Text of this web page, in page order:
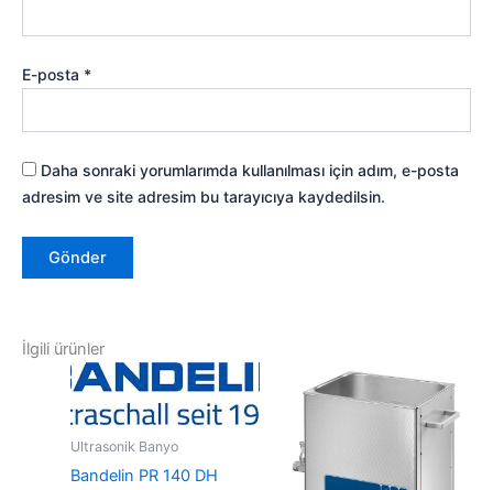
E-posta *
Daha sonraki yorumlarımda kullanılması için adım, e-posta
adresim ve site adresim bu tarayıcıya kaydedilsin.
İlgili ürünler
Ultrasonik Banyo
Bandelin PR 140 DH